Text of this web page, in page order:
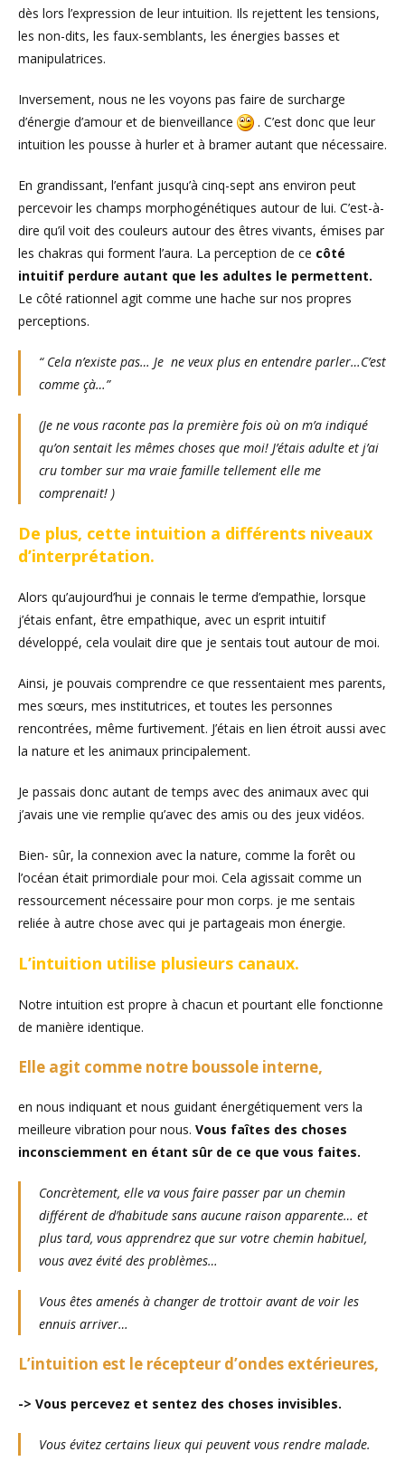
dès lors l’expression de leur intuition. Ils rejettent les tensions,
les non-dits, les faux-semblants, les énergies basses et
manipulatrices.
Inversement, nous ne les voyons pas faire de surcharge
d’énergie d’amour et de bienveillance
. C’est donc que leur
intuition les pousse à hurler et à bramer autant que nécessaire.
En grandissant, l’enfant jusqu’à cinq-sept ans environ peut
percevoir les champs morphogénétiques autour de lui. C’est-à-
dire qu’il voit des couleurs autour des êtres vivants, émises par
les chakras qui forment l’aura. La perception de ce côté
intuitif perdure autant que les adultes le permettent.
Le côté rationnel agit comme une hache sur nos propres
perceptions.
“ Cela n’existe pas… Je ne veux plus en entendre parler…C’est
comme çà…”
(Je ne vous raconte pas la première fois où on m’a indiqué
qu’on sentait les mêmes choses que moi! J’étais adulte et j’ai
cru tomber sur ma vraie famille tellement elle me
comprenait! )
De plus, cette intuition a différents niveaux
d’interprétation.
Alors qu’aujourd’hui je connais le terme d’empathie, lorsque
j’étais enfant, être empathique, avec un esprit intuitif
développé, cela voulait dire que je sentais tout autour de moi.
Ainsi, je pouvais comprendre ce que ressentaient mes parents,
mes sœurs, mes institutrices, et toutes les personnes
rencontrées, même furtivement. J’étais en lien étroit aussi avec
la nature et les animaux principalement.
Je passais donc autant de temps avec des animaux avec qui
j’avais une vie remplie qu’avec des amis ou des jeux vidéos.
Bien- sûr, la connexion avec la nature, comme la forêt ou
l’océan était primordiale pour moi. Cela agissait comme un
ressourcement nécessaire pour mon corps. je me sentais
reliée à autre chose avec qui je partageais mon énergie.
L’intuition utilise plusieurs canaux.
Notre intuition est propre à chacun et pourtant elle fonctionne
de manière identique.
Elle agit comme notre boussole interne,
en nous indiquant et nous guidant énergétiquement vers la
meilleure vibration pour nous. Vous faîtes des choses
inconsciemment en étant sûr de ce que vous faites.
Concrètement, elle va vous faire passer par un chemin
différent de d’habitude sans aucune raison apparente… et
plus tard, vous apprendrez que sur votre chemin habituel,
vous avez évité des problèmes…
Vous êtes amenés à changer de trottoir avant de voir les
ennuis arriver…
L’intuition est le récepteur d’ondes extérieures,
-> Vous percevez et sentez des choses invisibles.
Vous évitez certains lieux qui peuvent vous rendre malade.